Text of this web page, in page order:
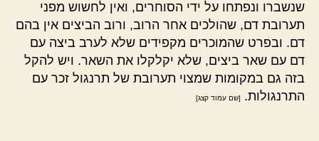
שנשברו ונפתחו על ידי הסוחרים, ואין לחשוש מפני
תערובת דם, שהולכים אחר הרוב, ורוב הביצים אין בהם
דם. ובפרט שהמוכרים מקפידים שלא לערב ביצה עם
דם עם שאר ביצים, שלא יקלקלו את השאר. ויש להקל
בזה גם במקומות שמצוי תערובת של תרנגול זכר עם
התרנגולות.
[שם עמוד קצג]